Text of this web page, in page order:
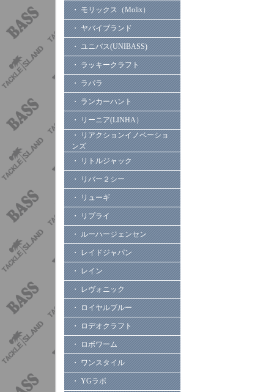
・ モリックス（Molix）
・ ヤバイブランド
・ ユニバス(UNIBASS)
・ ラッキークラフト
・ ラパラ
・ ランカーハント
・ リーニア(LINHA）
・ リアクションイノベーショ
ンズ
・ リトルジャック
・ リバー２シー
・ リューギ
・ リプライ
・ ルーハージェンセン
・ レイドジャパン
・ レイン
・ レヴォニック
・ ロイヤルブルー
・ ロデオクラフト
・ ロボワーム
・ ワンスタイル
・ YGラボ